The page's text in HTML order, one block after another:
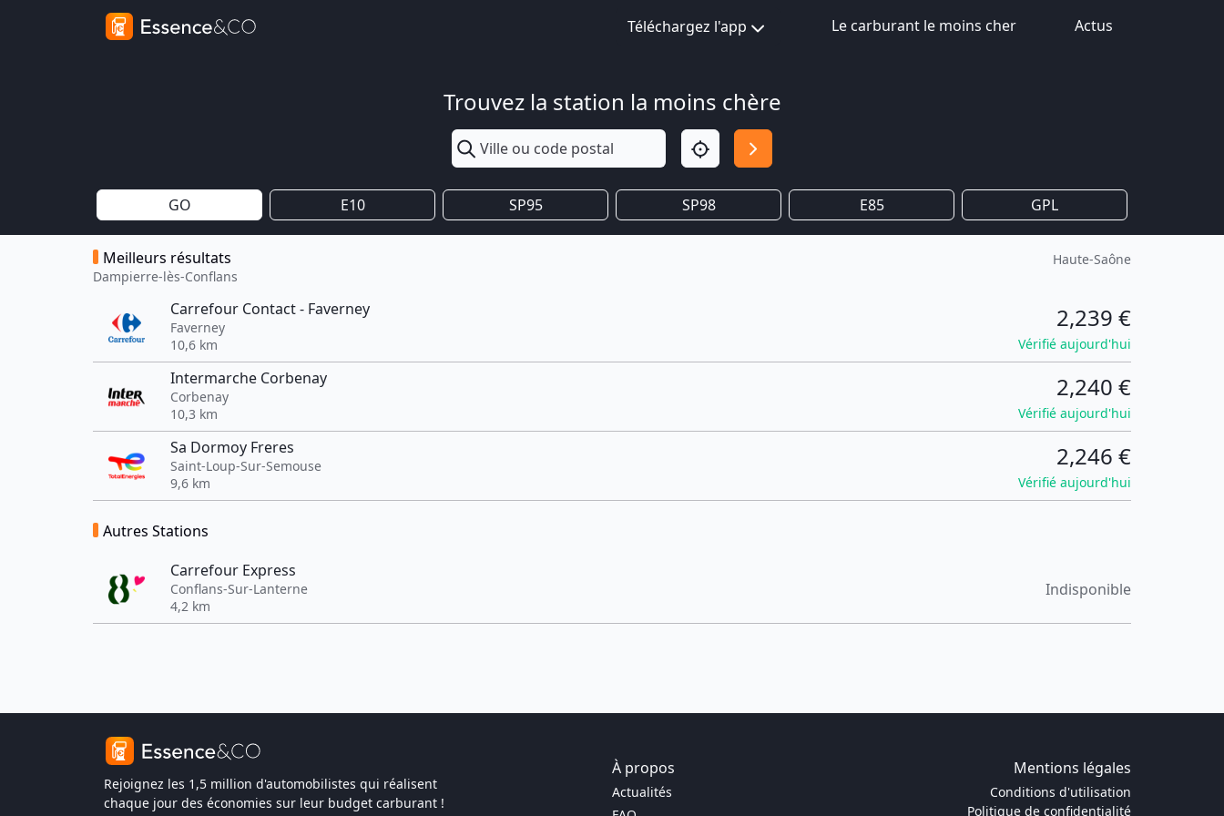
Téléchargez l'app Le carburant le moins cher Actus
Trouvez la station la moins chère
GO E10 SP95 SP98 E85 GPL
Meilleurs résultats
Dampierre-lès-Conflans
Haute-Saône
Carrefour Contact - Faverney
Faverney
10,6 km
2,239 €
Vérifié aujourd'hui
Intermarche Corbenay
Corbenay
10,3 km
2,240 €
Vérifié aujourd'hui
Sa Dormoy Freres
Saint-Loup-Sur-Semouse
9,6 km
2,246 €
Vérifié aujourd'hui
Autres Stations
Carrefour Express
Conflans-Sur-Lanterne
4,2 km
Indisponible
Rejoignez les 1,5 million d'automobilistes qui réalisent
chaque jour des économies sur leur budget carburant !
À propos Mentions légales
Actualités
Conditions d'utilisation
Politique de confidentialité